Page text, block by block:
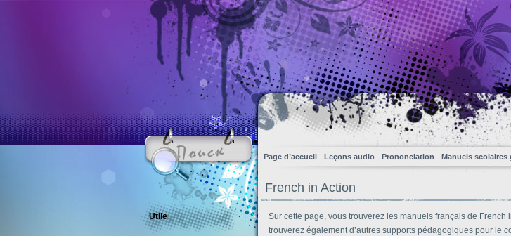
Page d’accueil Leçons audio Prononciation Manuels scolaires
French in Action
Sur cette page, vous trouverez les manuels français de French
trouverez également d’autres supports pédagogiques pour le
Utile